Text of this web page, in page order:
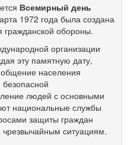
Всемирный день
1972 года была создана
обороны.
организации
эту памятную дату,
населения
людей с основными
национальные службы
защиты граждан
чрезвычайным ситуациям.